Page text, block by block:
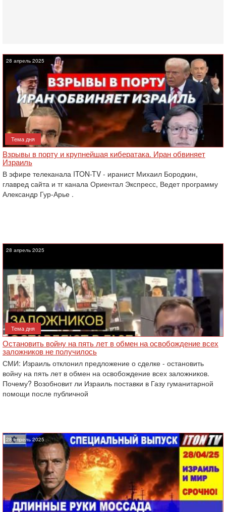
28 апрель 2025
Тема дня
Взрывы в порту и крупнейшая кибератака. Иран обвиняет
Израиль
В эфире телеканала ITON-TV - иранист Михаил Бородкин,
главред сайта и тг канала Ориентал Экспресс, Ведет программу
Александр Гур-Арье .
28 апрель 2025
Тема дня
Остановить войну на пять лет в обмен на освобождение всех
заложников не получилось
СМИ: Израиль отклонил предложение о сделке - остановить
войну на пять лет в обмен на освобождение всех заложников.
Почему? Возобновит ли Израиль поставки в Газу гуманитарной
помощи после публичной
28 апрель 2025